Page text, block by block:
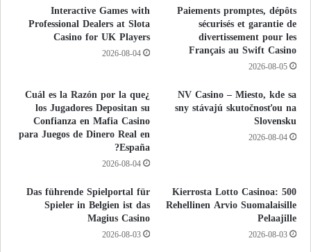
Paiements promptes, dépôts
sécurisés et garantie de
divertissement pour les
Français au Swift Casino
2026-08-05
Interactive Games with
Professional Dealers at Slota
Casino for UK Players
2026-08-04
NV Casino – Miesto, kde sa
sny stávajú skutočnosťou na
Slovensku
2026-08-04
¿Cuál es la Razón por la que
los Jugadores Depositan su
Confianza en Mafia Casino
para Juegos de Dinero Real en
España?
2026-08-04
500 Kierrosta Lotto Casinoa:
Rehellinen Arvio Suomalaisille
Pelaajille
2026-08-03
Das führende Spielportal für
Spieler in Belgien ist das
Magius Casino
2026-08-03